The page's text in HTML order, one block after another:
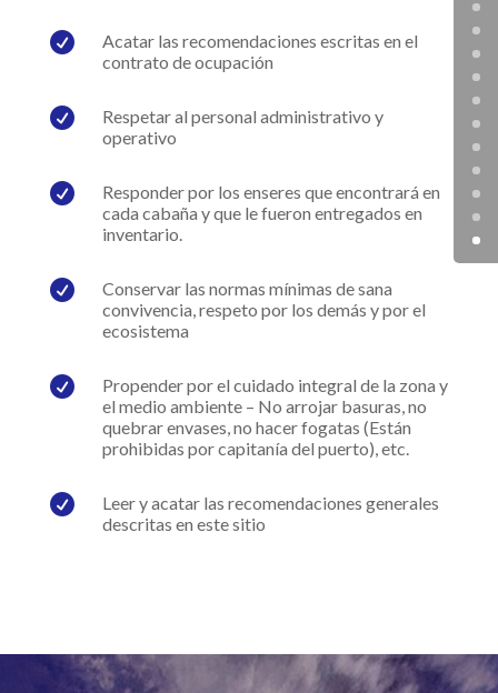

Acatar las recomendaciones escritas en el
contrato de ocupación

Respetar al personal administrativo y
operativo

Responder por los enseres que encontrará en
cada cabaña y que le fueron entregados en
inventario.

Conservar las normas mínimas de sana
convivencia, respeto por los demás y por el
ecosistema

Propender por el cuidado integral de la zona y
el medio ambiente – No arrojar basuras, no
quebrar envases, no hacer fogatas (Están
prohibidas por capitanía del puerto), etc.

Leer y acatar las recomendaciones generales
descritas en este sitio